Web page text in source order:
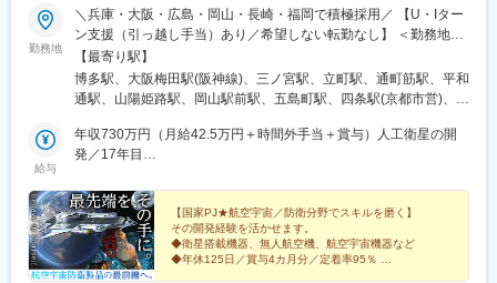
■外国籍の方の採用～活躍状況について：
海外各国からエンジニアが多数活躍されております。以下在籍人
数です。
中国：106名
ベトナム：60名
ミャンマー：57名
韓国:41名
ネパール：33名
バングラデシュ:11名
マレーシア：9名
モンゴル：5名
■社宅について
勤務地
＼兵庫・大阪・広島・岡山・長崎・福岡で積極採用／ 【U・Iター
ン支援（引っ越し手当）あり／希望しない転勤なし】 ＜勤務地一
例＞ ・三菱重工業グループ └兵庫県 高砂市、神戸市 └長崎県 長
崎市、諫早市、└岡山県 玉野市 ・川崎重工業 └兵庫県 明石市、神
戸市 ・新明和工業 └兵庫県 神戸市東灘区、宝塚市 ・三菱電機グ
パナソニックグループ └大阪府 門真市、守口市 、大阪市 ・ワキ
タハイテクス└福岡県筑紫野市・昭和電気研究所└福岡市西区★そ
NEC島津製作所、ナブテスコ、三井E&S 等 ＜関西＞ 大阪／兵庫
／京都／滋賀／奈良／和歌山 ＜中四国＞ 広島／岡山／香川／愛媛
／鳥取／島根／山口／徳島 ＜九州＞ 福岡／熊本／長崎／鹿児島／
宮崎／佐賀／大分 ※テクニカルセンター・サテライトオフィスあ
り ※マイカー通勤可 ※受動喫煙対策あり：喫煙所あり（屋外）
【最寄り駅】
博多駅、大阪梅田駅(阪神線)、三ノ宮駅、立町駅、通町筋駅、平和
通駅、山陽姫路駅、岡山駅前駅、五島町駅、四条駅(京都市営)、福
東駅、熊本城・市役所前駅、小倉駅(福岡県)、姫路駅、岡山駅、大
波止駅、烏丸駅、伊丹駅(福知山線)、櫛田神社前駅、県庁前駅(広
給与
年収730万円（月給42.5万円＋時間外手当＋賞与）人工衛星の開
発／17年目
回路設計／5年目
【国家PJ★航空宇宙／防衛分野でスキルを磨く】
その開発経験を活かせます。
◆衛星搭載機器、無人航空機、航空宇宙機器など
◆年休125日／賞与4カ月分／定着率95％